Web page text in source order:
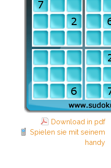
Download in pdf
Spielen sie mit seinem
handy